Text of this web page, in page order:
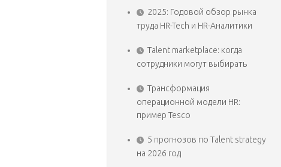
2025: Годовой обзор рынка
труда HR-Tech и HR-Аналитики
Talent marketplace: когда
сотрудники могут выбирать
Трансформация
операционной модели HR:
пример Tesco
5 прогнозов по Talent strategy
на 2026 год